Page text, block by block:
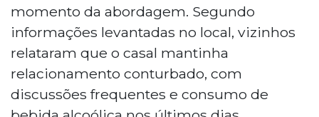
momento da abordagem. Segundo
informações levantadas no local, vizinhos
relataram que o casal mantinha
relacionamento conturbado, com
discussões frequentes e consumo de